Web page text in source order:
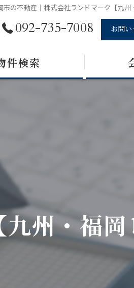
市の不動産｜株式会社ランドマーク【九州
092-735-7008 お問
件検索
州・福